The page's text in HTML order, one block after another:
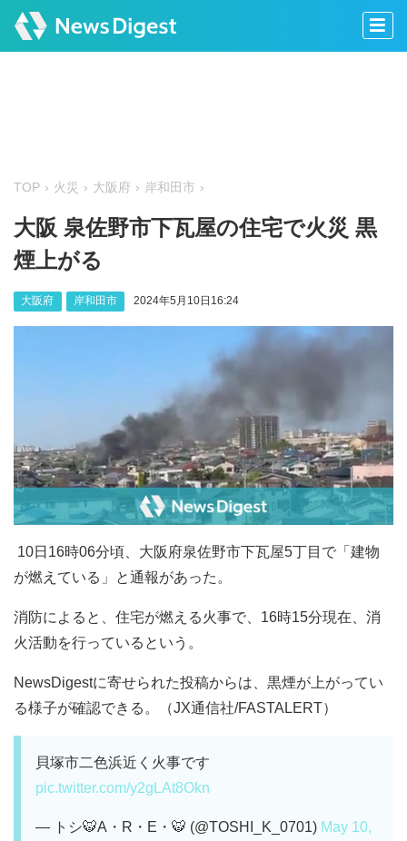
TOP 火災 大阪府 岸和田市
大阪 泉佐野市下瓦屋の住宅で火災 黒
煙上がる
大阪府 岸和田市 2024年5月10日16:24
10日16時06分頃、大阪府泉佐野市下瓦屋5丁目で「建物
が燃えている」と通報があった。
消防によると、住宅が燃える火事で、16時15分現在、消
火活動を行っているという。
NewsDigestに寄せられた投稿からは、黒煙が上がってい
る様子が確認できる。（JX通信社/FASTALERT）
貝塚市二色浜近く火事です
pic.twitter.com/y2gLAt8Okn
— トシ🐯A・R・E・🐯 (@TOSHI_K_0701) May 10,